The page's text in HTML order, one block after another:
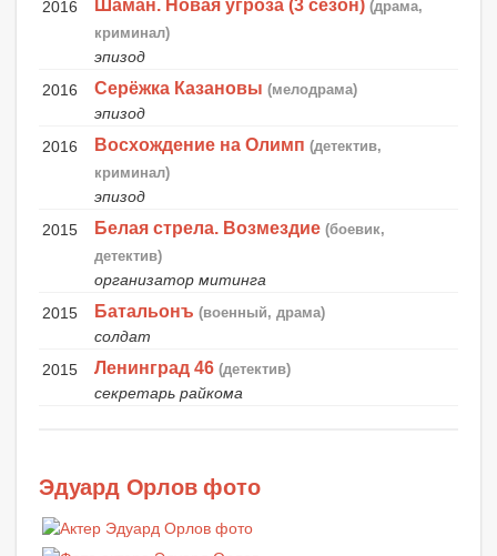
2016 Шаман. Новая угроза (3 сезон) (драма,
криминал)
эпизод
2016
Серёжка Казановы (мелодрама)
эпизод
2016
Восхождение на Олимп (детектив,
криминал)
эпизод
2015
Белая стрела. Возмездие (боевик,
детектив)
организатор митинга
2015
Батальонъ (военный, драма)
солдат
2015
Ленинград 46 (детектив)
секретарь райкома
Эдуард Орлов фото